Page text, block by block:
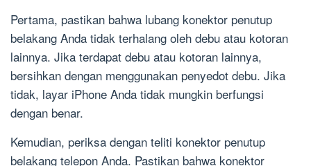
Pertama, pastikan bahwa lubang konektor penutup
belakang Anda tidak terhalang oleh debu atau kotoran
lainnya. Jika terdapat debu atau kotoran lainnya,
bersihkan dengan menggunakan penyedot debu. Jika
tidak, layar iPhone Anda tidak mungkin berfungsi
dengan benar.
Kemudian, periksa dengan teliti konektor penutup
belakang telepon Anda. Pastikan bahwa konektor